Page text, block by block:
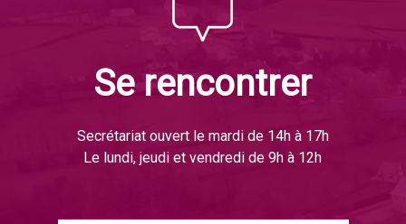
Se rencontrer
Secrétariat ouvert le mardi de 14h à 17h
Le lundi, jeudi et vendredi de 9h à 12h